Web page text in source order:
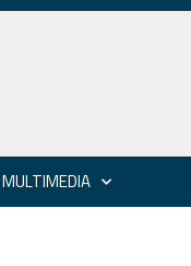
MULTIMEDIA